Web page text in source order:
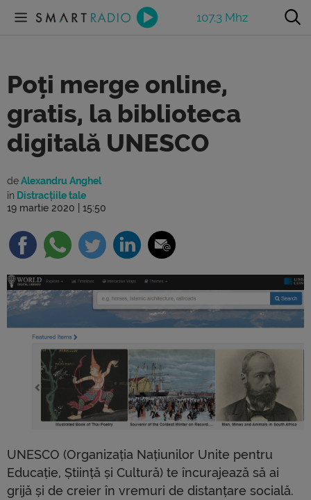
107.3 Mhz
Poți merge online,
gratis, la biblioteca
digitală UNESCO
deAlexandru Anghel
în Distracțiile tale
19 martie 2020 | 15:50
UNESCO (Organizația Națiunilor Unite pentru
Educație, Știință și Cultură) te încurajează să ai
grijă și de creier în vremuri de distanțare socială.